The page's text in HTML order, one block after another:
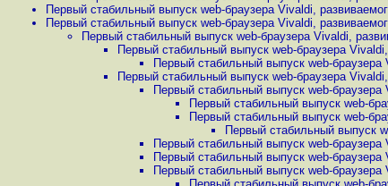
Первый стабильный выпуск web-браузера Vivaldi,
Первый стабильный выпуск web-браузера Vivaldi,
Первый стабильный выпуск web-браузера Vivaldi,
Первый стабильный выпуск web-браузера
Первый стабильный выпуск web-браузера
Первый стабильный выпуск web-браузера
Первый стабильный выпуск web-браузера
Первый стабильный выпуск web-
Первый стабильный выпуск web-
Первый стабильный выпуск
Первый стабильный выпуск web-браузера
Первый стабильный выпуск web-браузера
Первый стабильный выпуск web-браузера